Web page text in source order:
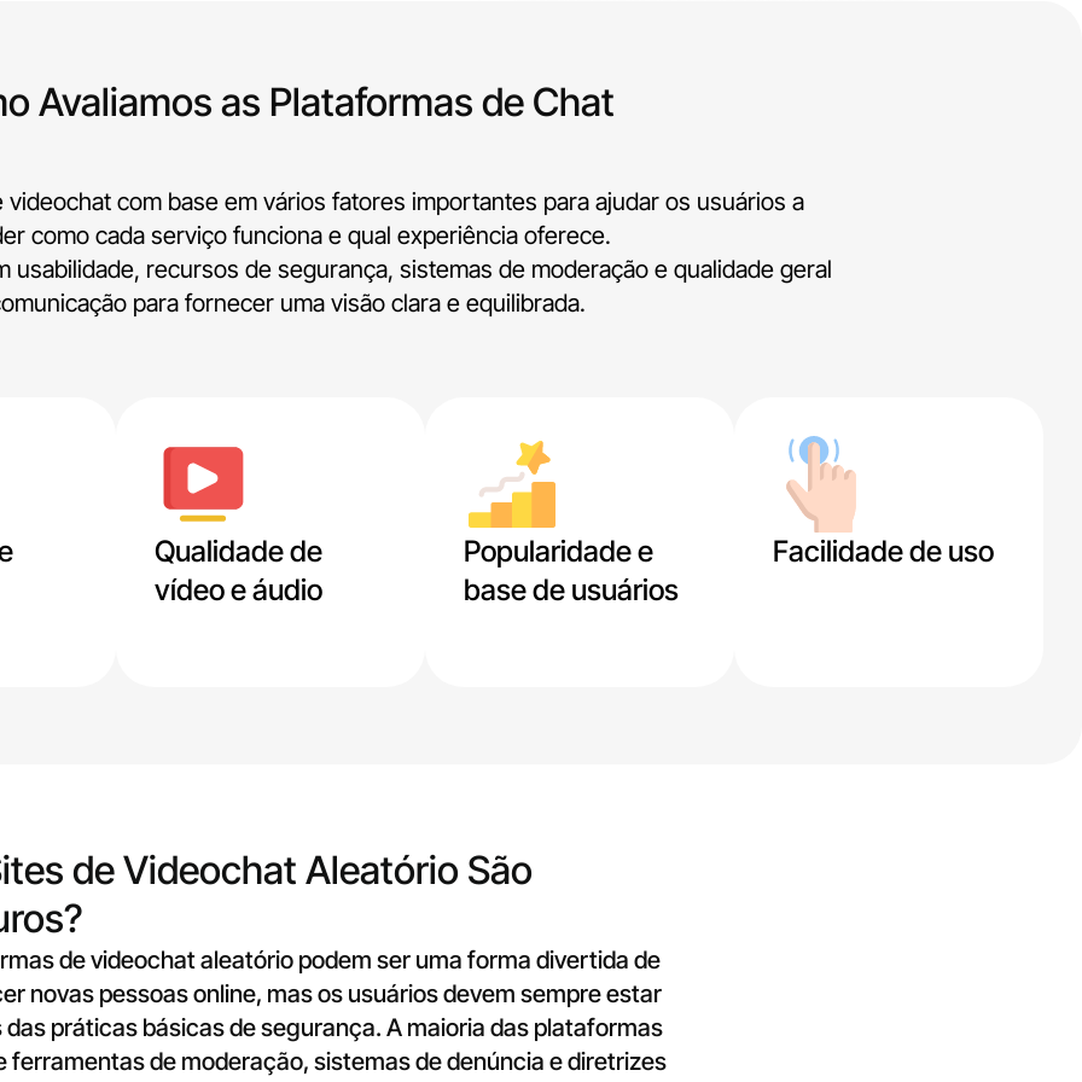
Avaliamos as Plataformas de Chat
videochat com base em vários fatores importantes para ajudar os usuários a
como cada serviço funciona e qual experiência oferece.
usabilidade, recursos de segurança, sistemas de moderação e qualidade geral
para fornecer uma visão clara e equilibrada.
Qualidade de
vídeo e áudio
Popularidade e
base de usuários
Facilidade de uso
de Videochat Aleatório São
de videochat aleatório podem ser uma forma divertida de
novas pessoas online, mas os usuários devem sempre estar
práticas básicas de segurança. A maioria das plataformas
ferramentas de moderação, sistemas de denúncia e diretrizes